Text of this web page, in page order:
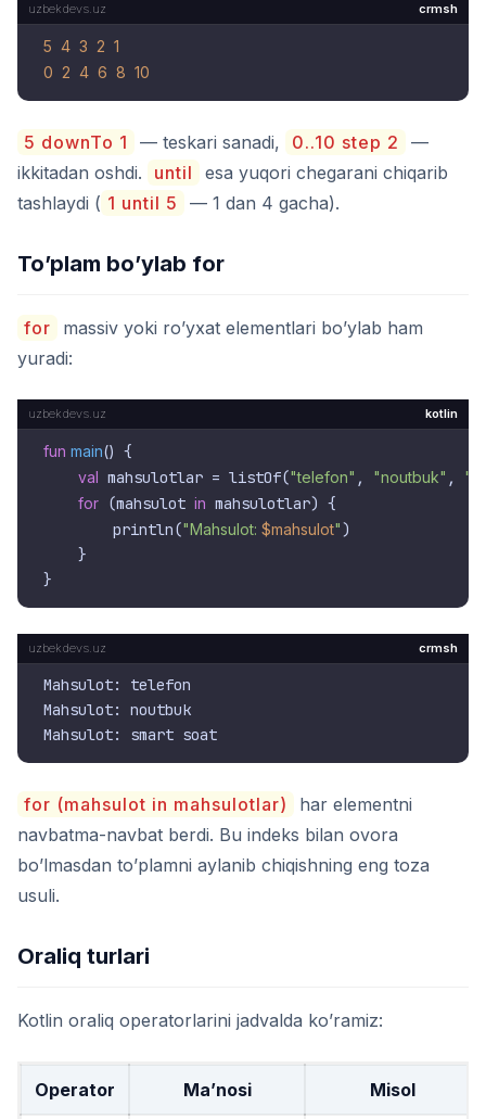
crmsh
5 4 3 2 1
0 2 4 6 8 10
5 downTo 1 — teskari sanadi, 0..10 step 2
—
ikkitadan oshdi.
until
esa yuqori chegarani chiqarib
tashlaydi ( 1 until 5 — 1 dan 4 gacha).
To’plam bo’ylab for
for
massiv yoki ro’yxat elementlari bo’ylab ham
yuradi:
kotlin
fun main() {
val mahsulotlar = listOf("telefon" , "noutbuk" ,
for (mahsulot in mahsulotlar) {
        println(
"Mahsulot: $mahsulot")
    }
crmsh
Mahsulot: telefon
Mahsulot: noutbuk
for (mahsulot in mahsulotlar)
har elementni
navbatma-navbat berdi. Bu indeks bilan ovora
bo’lmasdan to’plamni aylanib chiqishning eng toza
usuli.
Oraliq turlari
Kotlin oraliq operatorlarini jadvalda ko’ramiz:
Operator Ma’nosi Misol